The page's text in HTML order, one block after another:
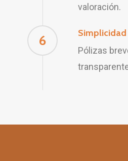
valoración.
6 Simplicidad
Pólizas